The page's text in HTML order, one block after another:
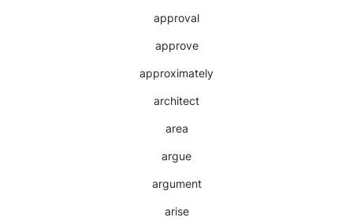
approval
approve
approximately
architect
area
argue
argument
arise